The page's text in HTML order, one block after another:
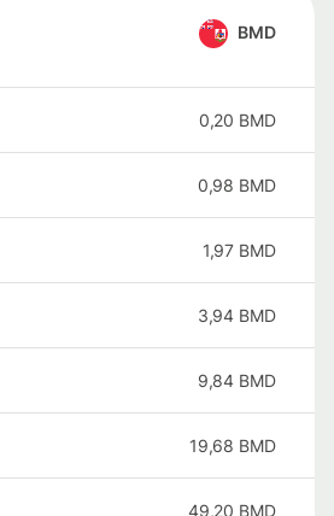
BMD
0,20 BMD
0,98 BMD
1,97 BMD
3,94 BMD
9,84 BMD
19,68 BMD
49,20 BMD